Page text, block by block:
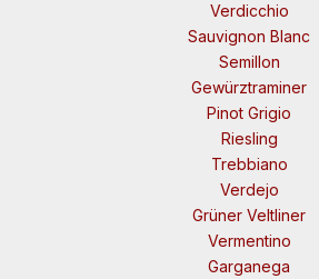
Verdicchio
Sauvignon Blanc
Semillon
Gewürztraminer
Pinot Grigio
Riesling
Trebbiano
Verdejo
Grüner Veltliner
Vermentino
Garganega